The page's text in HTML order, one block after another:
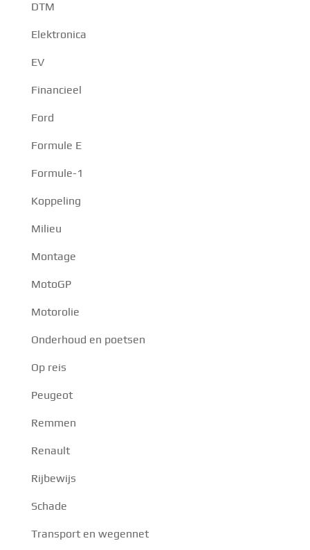
DTM
Elektronica
EV
Financieel
Ford
Formule E
Formule-1
Koppeling
Milieu
Montage
MotoGP
Motorolie
Onderhoud en poetsen
Op reis
Peugeot
Remmen
Renault
Rijbewijs
Schade
Transport en wegennet